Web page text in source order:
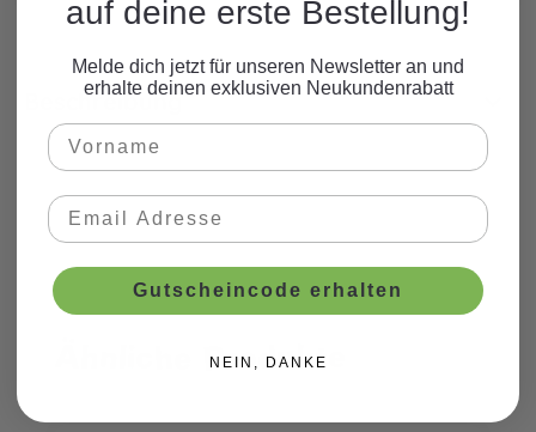
Beschreibung
Ähnliche Produkte
auf deine erste Bestellung!
Melde dich jetzt für unseren Newsletter an und
erhalte deinen exklusiven Neukundenrabatt
Gutscheincode erhalten
NEIN, DANKE